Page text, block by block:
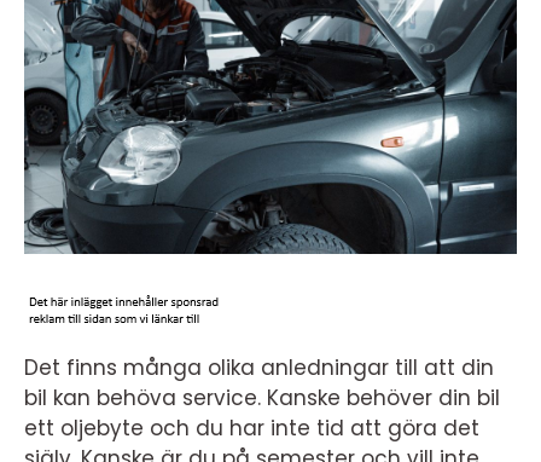
Det finns många olika anledningar till att din
bil kan behöva service. Kanske behöver din bil
ett oljebyte och du har inte tid att göra det